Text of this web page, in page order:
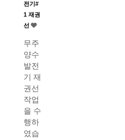
전기#
1 재권
선
무주
양수
발전
기 재
권선
작업
을 수
행하
였습